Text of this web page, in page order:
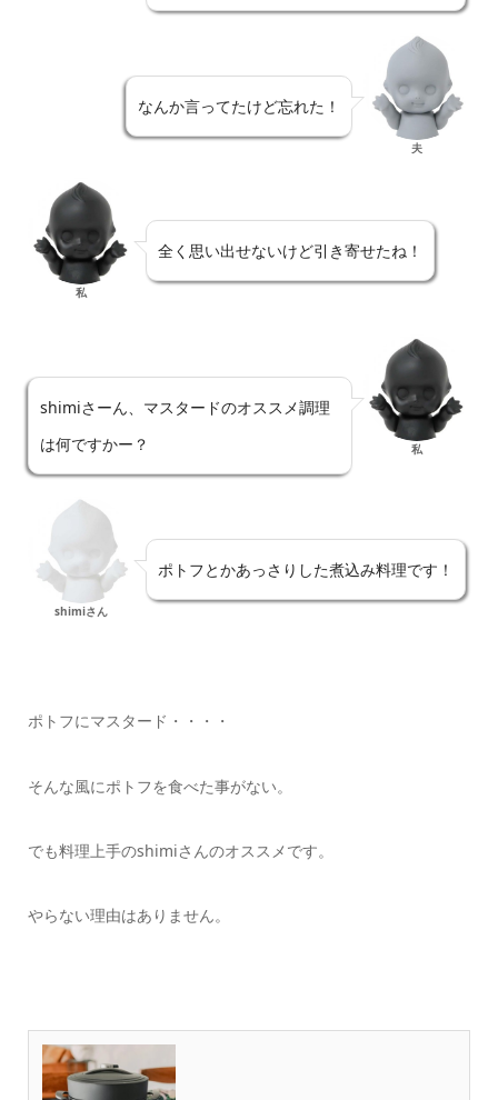
なんか言ってたけど忘れた！
夫
私
全く思い出せないけど引き寄せたね！
shimiさーん、マスタードのオススメ調理
は何ですかー？
私
shimiさん
ポトフとかあっさりした煮込み料理です！
ポトフにマスタード・・・・
そんな風にポトフを食べた事がない。
でも料理上手のshimiさんのオススメです。
やらない理由はありません。